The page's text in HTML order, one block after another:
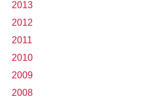
2013
2012
2011
2010
2009
2008